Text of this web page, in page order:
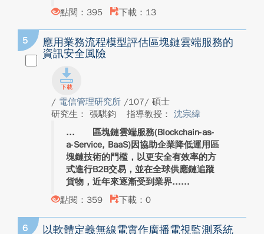
點閱：395
下載：13
5
應用業務流程模型評估區塊鏈雲端服務的
資訊安全風險
/ 電信管理研究所 /107/ 碩士
研究生： 張騏鈞
指導教授： 沈宗緯
區塊鏈雲端服務(Blockchain-as-
a-Service, BaaS)因協助企業降低運用區
塊鏈技術的門檻，以更安全有效率的方
式進行B2B交易，並在全球供應鏈追蹤
貨物，近年來逐漸受到業界...
點閱：359
下載：0
6 以軟體定義無線電實作廣播電視監測系統